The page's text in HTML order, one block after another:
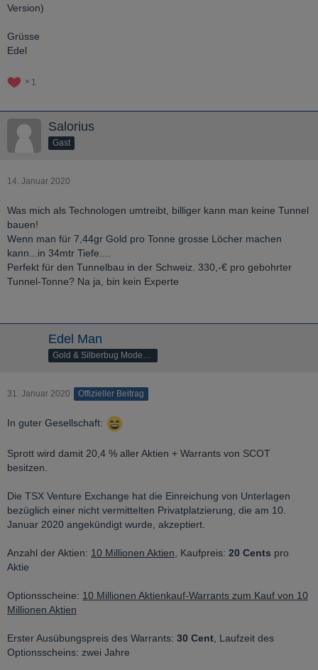
Version)
Grüsse
Edel
1
Salorius
Gast
14. Januar 2020
Was mich als Technologen umtreibt, billiger kann man keine Tunnel
bauen!
Wenn man für 7,44gr Gold pro Tonne grosse Löcher machen
kann...in 34mtr Tiefe....
Perfekt für den Tunnelbau in der Schweiz. 330,-€ pro gebohrter
Tunnel-Tonne? Na ja, bin kein Experte
Edel Man
31. Januar 2020 Offizieller Beitrag
In guter Gesellschaft:
Sprott wird damit 20,4 % aller Aktien + Warrants von SCOT
besitzen.
Die TSX Venture Exchange hat die Einreichung von Unterlagen
bezüglich einer nicht vermittelten Privatplatzierung, die am 10.
Januar 2020 angekündigt wurde, akzeptiert.
Anzahl der Aktien: 10 Millionen Aktien , Kaufpreis: 20 Cents pro
Aktie
Optionsscheine: 10 Millionen Aktienkauf-Warrants zum Kauf von 10
Millionen Aktien
Erster Ausübungspreis des Warrants: 30 Cent , Laufzeit des
Optionsscheins: zwei Jahre